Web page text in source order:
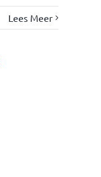
Lees Meer